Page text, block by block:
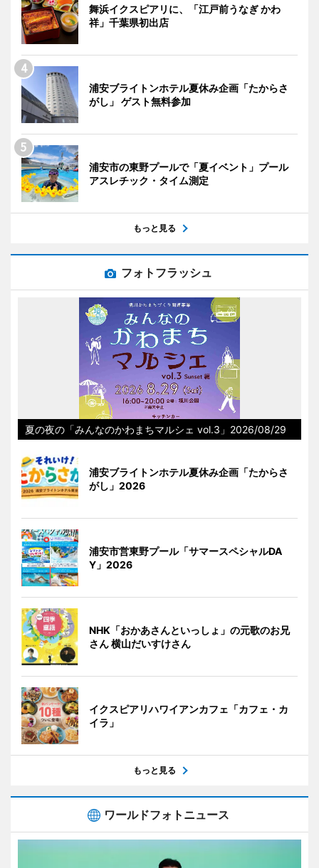
舞浜イクスピアリに、「江戸前うなぎ かわ
祥」千葉県初出店
浦安ブライトンホテル夏休み企画「たからさ
がし」 ゲスト無料参加
浦安市の東野プールで「夏イベント」プール
アスレチック・タイム測定
もっと見る
フォトフラッシュ
夏の夜の「みんなのかわまちマルシェ vol.3」2026/08/29
浦安ブライトンホテル夏休み企画「たからさ
がし」2026
浦安市営東野プール「サマースペシャルDA
Y」2026
NHK「おかあさんといっしょ」の元歌のお兄
さん 横山だいすけさん
イクスピアリハワイアンカフェ「カフェ・カ
イラ」
もっと見る
ワールドフォトニュース